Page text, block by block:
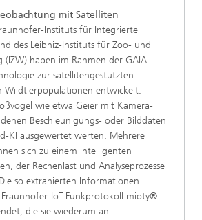
mit Satelliten
Instituts für Integrierte
des Leibniz-Instituts für Zoo- und
haben im Rahmen der GAIA-
zur satellitengestützten
Wildtierpopulationen entwickelt.
wie etwa Geier mit Kamera-
Beschleunigungs- oder Bilddaten
KI ausgewertet werten. Mehrere
sich zu einem intelligenten
der Rechenlast und Analyseprozesse
so extrahierten Informationen
IoT-Funkprotokoll mioty®
die sie wiederum an